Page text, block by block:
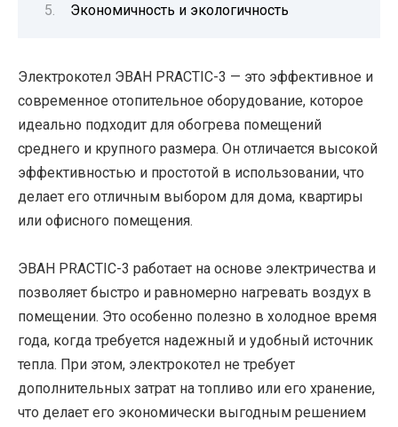
Экономичность и экологичность
Электрокотел ЭВАН PRACTIC-3 — это эффективное и
современное отопительное оборудование, которое
идеально подходит для обогрева помещений
среднего и крупного размера. Он отличается высокой
эффективностью и простотой в использовании, что
делает его отличным выбором для дома, квартиры
или офисного помещения.
ЭВАН PRACTIC-3 работает на основе электричества и
позволяет быстро и равномерно нагревать воздух в
помещении. Это особенно полезно в холодное время
года, когда требуется надежный и удобный источник
тепла. При этом, электрокотел не требует
дополнительных затрат на топливо или его хранение,
что делает его экономически выгодным решением